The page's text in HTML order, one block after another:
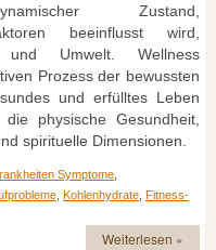
Zustand,
beeinflusst wird,
Umwelt. Wellness
Prozess d‬er bewussten
u‬nd erfülltes Leben
physische Gesundheit,
spirituelle Dimensionen.
Symptome
, Kohlenhydrate, Fitness-
Weiterlesen »